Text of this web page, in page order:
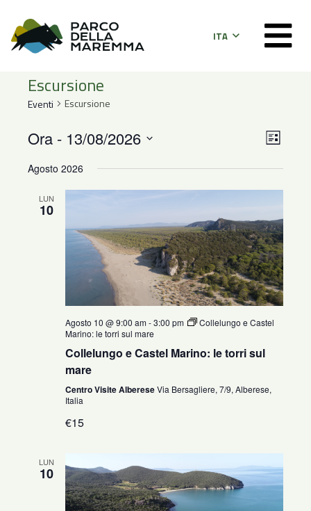
ITA
Escursione
Eventi Escursione
Viste
Lista
Ora - 13/08/2026
la
Agosto 2026
LUN
10
Agosto 10 @ 9:00 am-3:00 pm
Collelungo e Castel
Marino: le torri sul mare
Collelungo e Castel Marino: le torri sul
mare
Centro Visite AlbereseVia Bersagliere, 7/9, Alberese,
Italia
€15
LUN
10